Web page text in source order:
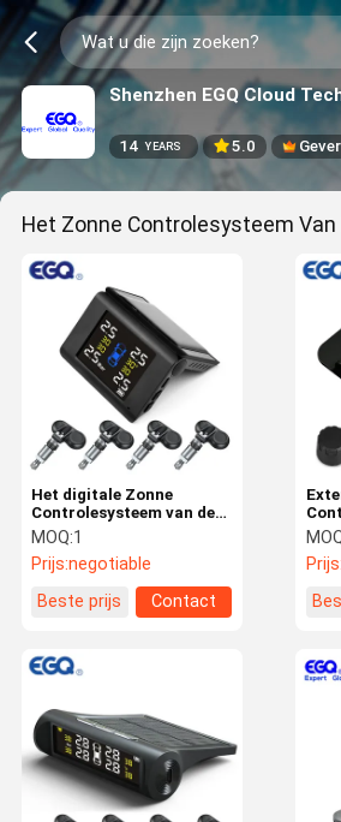
Shenzhen EGQ Cloud
14 YEARS 5.0
Het Zonne Controlesysteem Van
Het digitale Zonne
Controlesysteem van de
Banddruk
MOQ:1
Prijs:negotiable
Beste prijs
Contact
Prijs: